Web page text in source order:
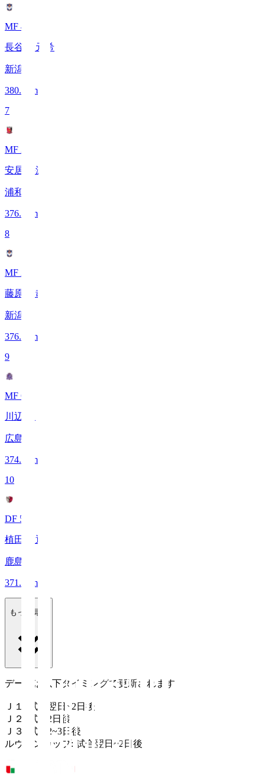
MF 41
長谷川 元希
新潟
380.7
km
7
MF 25
安居 海渡
浦和
376.6
km
8
MF 25
藤原 奏哉
新潟
376.2
km
9
MF 6
川辺 駿
広島
374.6
km
10
DF 55
植田 直通
鹿島
371.3 km
もっと見る
データは以下タイミングで更新されます。
Ｊ１: 試合翌日~2日後
Ｊ２: 試合2日後
Ｊ３: 試合2~3日後
ルヴァンカップ: 試合翌日~2日後